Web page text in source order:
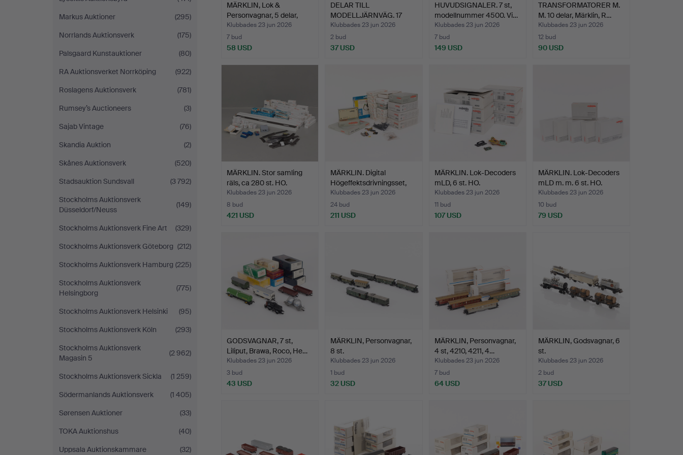
Markus Auktioner
(295)
Norrlands Auktionsverk
(175)
Palsgaard Kunstauktioner
(80)
RA Auktionsverket Norrköping
(922)
Roslagens Auktionsverk
(781)
Rumsey’s Auctioneers
(3)
Sajab Vintage
(76)
Skandia Auktion
(2)
Skånes Auktionsverk
(520)
Stadsauktion Sundsvall
(3 792)
Stockholms Auktionsverk
Düsseldorf/Neuss
(149)
Stockholms Auktionsverk Fine Art
(329)
Stockholms Auktionsverk Göteborg (212)
Stockholms Auktionsverk Hamburg (225)
Stockholms Auktionsverk
Helsingborg
(775)
Stockholms Auktionsverk Helsinki
(95)
Stockholms Auktionsverk Köln
(293)
Stockholms Auktionsverk
Magasin 5
(2 962)
Stockholms Auktionsverk Sickla
(1 259)
Södermanlands Auktionsverk
(1 405)
Sørensen Auktioner
(33)
TOKA Auktionshus
(40)
Uppsala Auktionskammare
(32)
MÄRKLIN, Lok &
Personvagnar, 5 delar,
1950…
Klubbades 23 jun 2026
7 bud
58 USD
DELAR TILL
MODELLJÄRNVÄG. 17
delar. HO.
Klubbades 23 jun 2026
2 bud
37 USD
HUVUDSIGNALER. 7 st,
modellnummer 4500. Vi…
Klubbades 23 jun 2026
7 bud
149 USD
TRANSFORMATORER M.
M. 10 delar, Märklin, R…
Klubbades 23 jun 2026
12 bud
90 USD
MÄRKLIN. Stor samling
räls, ca 280 st. HO.
Klubbades 23 jun 2026
8 bud
421 USD
MÄRKLIN. Digital
Högeffektsdrivningsset,
m…
Klubbades 23 jun 2026
24 bud
211 USD
MÄRKLIN. Lok-Decoders
mLD, 6 st. HO.
Klubbades 23 jun 2026
11 bud
107 USD
MÄRKLIN. Lok-Decoders
mLD m. m. 6 st. HO.
Klubbades 23 jun 2026
10 bud
79 USD
GODSVAGNAR, 7 st,
Liliput, Brawa, Roco, He…
Klubbades 23 jun 2026
3 bud
43 USD
MÄRKLIN, Personvagnar,
8 st.
Klubbades 23 jun 2026
1 bud
32 USD
MÄRKLIN, Personvagnar,
4 st, 4210, 4211, 4…
Klubbades 23 jun 2026
7 bud
64 USD
MÄRKLIN, Godsvagnar, 6
st.
Klubbades 23 jun 2026
2 bud
37 USD